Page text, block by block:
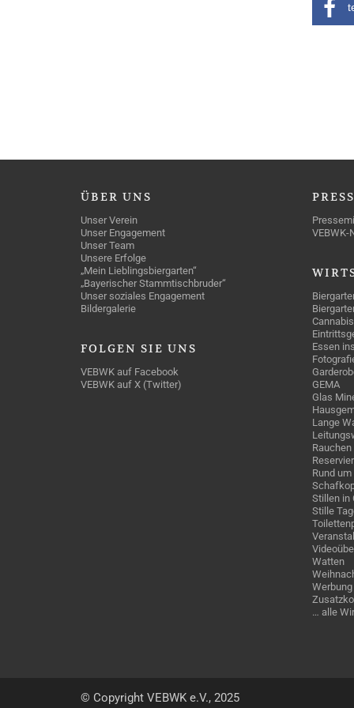
ÜBER UNS
Unser Verein
Unser Engagement
Unser Team
Unsere Erfolge
„Mein Lieblingsbiergarten“
„Bayerischer Stammtischbruder“
Unser soziales Engagement
Bildergalerie
FOLGEN SIE UNS
VEBWK auf Facebook
VEBWK auf X (Twitter)
VEBWK-
Essen
GEMA
Glas
Lange
Rauchen
Rund
Stillen in
Stille
Watten
… alle
© Copyright VEBWK e.V., 2025